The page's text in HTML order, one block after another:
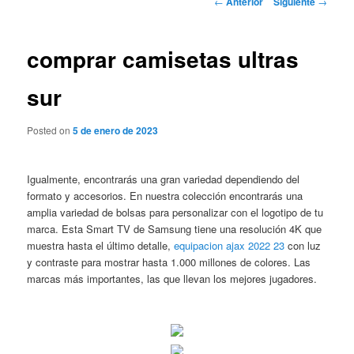
comprar camisetas ultras
sur
Posted on5 de enero de 2023
Igualmente, encontrarás una gran variedad dependiendo del
formato y accesorios. En nuestra colección encontrarás una
amplia variedad de bolsas para personalizar con el logotipo de tu
marca. Esta Smart TV de Samsung tiene una resolución 4K que
muestra hasta el último detalle,equipacion ajax 2022 23 con luz
y contraste para mostrar hasta 1.000 millones de colores. Las
marcas más importantes, las que llevan los mejores jugadores.